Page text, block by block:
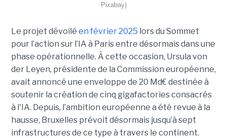
Pixabay)
Le projet dévoilé en février 2025 lors du Sommet
pour l’action sur l’IA à Paris entre désormais dans une
phase opérationnelle. À cette occasion, Ursula von
der Leyen, présidente de la Commission européenne,
avait annoncé une enveloppe de 20 Md€ destinée à
soutenir la création de cinq gigafactories consacrés
à l'IA. Depuis, l’ambition européenne a été revue à la
hausse, Bruxelles prévoit désormais jusqu’à sept
infrastructures de ce type à travers le continent.